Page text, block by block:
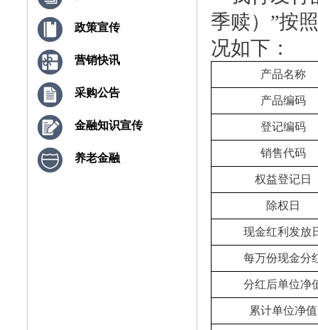
政策宣传
营销快讯
采购公告
金融知识宣传
养老金融
季赎）”按
况如下：
产品名称
产品编码
登记编码
销售代码
权益登记日
除权日
现金红利发放
每万份现金分
分红后单位净
累计单位净值